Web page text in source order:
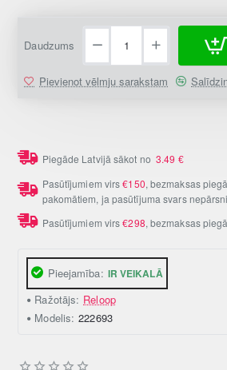
Pieejamība: IR VEIKALĀ
Ražotājs: Reloop
Modelis: 222693
Daudzums
Pievienot vēlmju sarakstam
Piegāde Latvijā sākot no3.49 €
Pasūtījumiem virs€150, bezmaksas
pakomātiem, ja pasūtījuma svars
Pasūtījumiem virs€298, bezmaksas